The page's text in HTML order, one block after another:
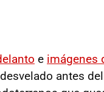
e imágenes
antes del